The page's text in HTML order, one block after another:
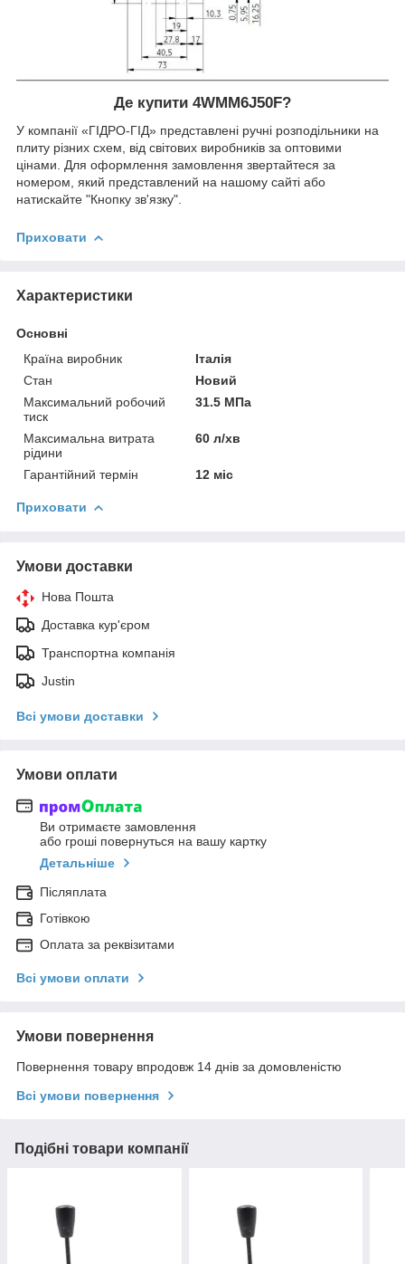
Де купити 4WMM6J50F?
У компанії «ГІДРО-ГІД» представлені ручні розподільники на
плиту різних схем, від світових виробників за оптовими
цінами. Для оформлення замовлення звертайтеся за
номером, який представлений на нашому сайті або
натискайте "Кнопку зв'язку".
Приховати
Характеристики
Основні
Країна виробник
Італія
Стан
Новий
Максимальний робочий
тиск
31.5 МПа
Максимальна витрата
рідини
60 л/хв
Гарантійний термін 12 міс
Приховати
Умови доставки
Нова Пошта
Доставка кур'єром
Транспортна компанія
Justin
Всі умови доставки
Умови оплати
Ви отримаєте замовлення
або гроші повернуться на вашу картку
Детальніше
Післяплата
Готівкою
Оплата за реквізитами
Всі умови оплати
Умови повернення
Повернення товару впродовж 14 днів за домовленістю
Всі умови повернення
Подібні товари компанії